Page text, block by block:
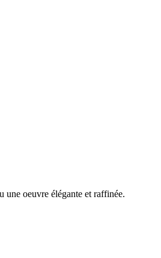
oeuvre élégante et raffinée.